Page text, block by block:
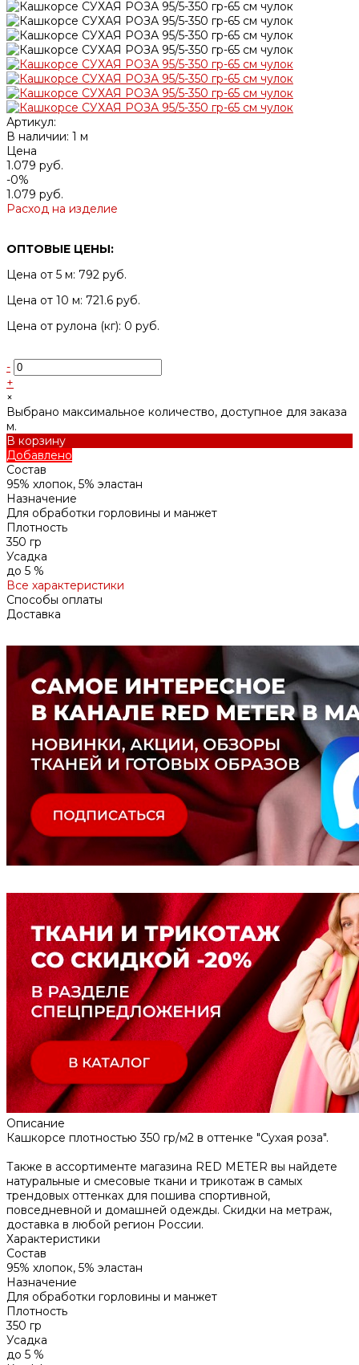
Артикул:
В наличии: 1 м
Цена
1.079 руб.
-0%
1.079 руб.
Расход на изделие
ОПТОВЫЕ ЦЕНЫ:
Цена от 5 м: 792 руб.
Цена от 10 м: 721.6 руб.
Цена от рулона (кг): 0 руб.
-
+
×
Выбрано максимальное количество, доступное для заказа
м.
В корзину
Добавлено
Состав
95% хлопок, 5% эластан
Назначение
Для обработки горловины и манжет
Плотность
350 гр
Усадка
до 5 %
Все характеристики
Способы оплаты
Доставка
Описание
Кашкорсе плотностью 350 гр/м2 в оттенке "Сухая роза".
Также в ассортименте магазина RED METER вы найдете
натуральные и смесовые ткани и трикотаж в самых
трендовых оттенках для пошива спортивной,
повседневной и домашней одежды. Скидки на метраж,
доставка в любой регион России.
Характеристики
Состав
95% хлопок, 5% эластан
Назначение
Для обработки горловины и манжет
Плотность
350 гр
Усадка
до 5 %